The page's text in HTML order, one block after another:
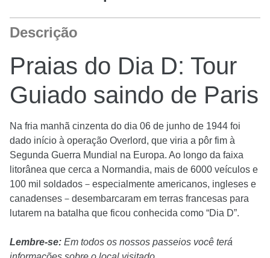
Descrição
Praias do Dia D: Tour
Guiado saindo de Paris
Na fria manhã cinzenta do dia 06 de junho de 1944 foi
dado início à operação Overlord, que viria a pôr fim à
Segunda Guerra Mundial na Europa. Ao longo da faixa
litorânea que cerca a Normandia, mais de 6000 veículos e
100 mil soldados－especialmente americanos, ingleses e
canadenses－desembarcaram em terras francesas para
lutarem na batalha que ficou conhecida como “Dia D”.
Lembre-se: Em todos os nossos passeios você terá